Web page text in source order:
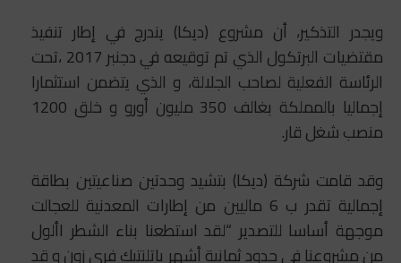
ويجدر التذكير، أن مشروع (ديكا) يندرج في إطار تنفيذ
مقتضيات البرتكول الذي تم توقيعه في دجنبر 2017 ،تحت
الرئاسة الفعلية لصاحب الجلالة، و الذي يتضمن استثمارا
إجماليا بالمملكة بغالف 350 مليون أورو و خلق 1200
منصب شغل قار.
وقد قامت شركة (ديكا) بتشيد وحدتين صناعيتين بطاقة
إجمالية تقدر ب 6 ماليين من إطارات المعدنية للعجالت
موجهة أساسا للتصدير “لقد استطعنا بناء الشطر األول
من مشروعنا في حدود ثمانية أشهر باتلنتيك فري زون و قد